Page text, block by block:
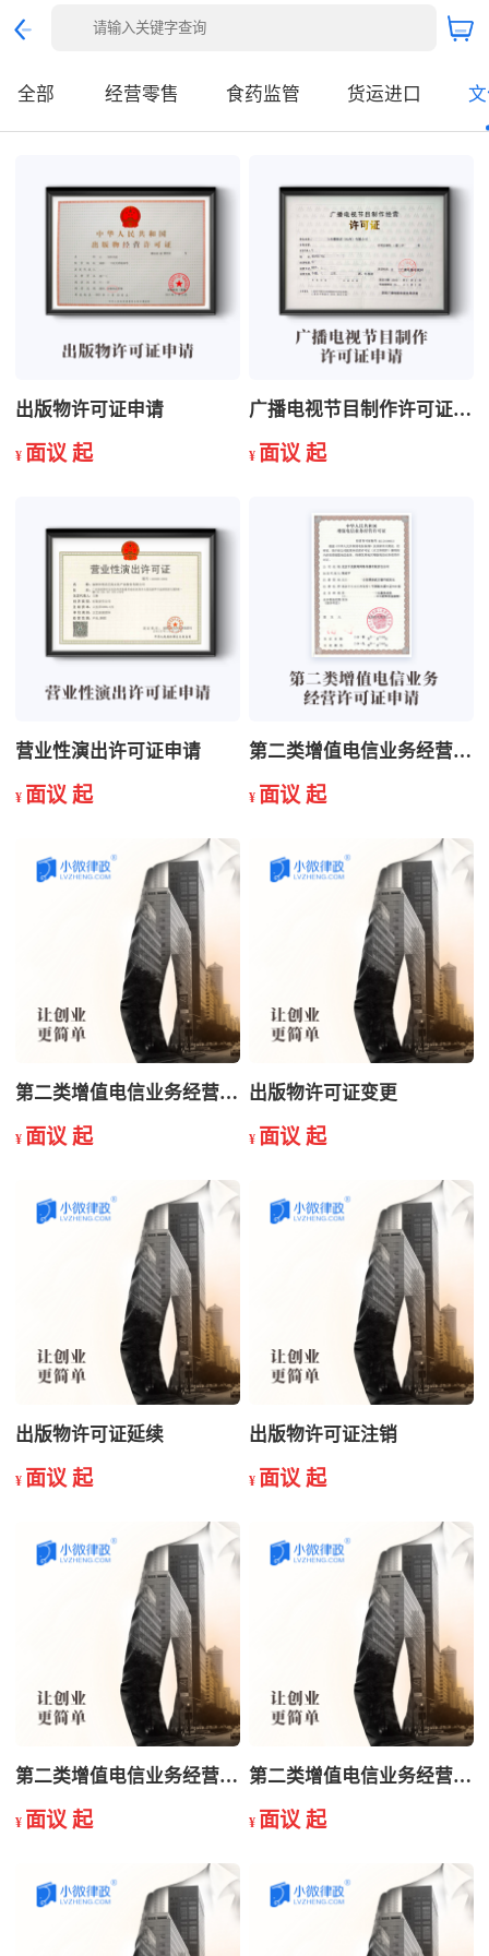
全部 经营零售 食药监管 货运进口
出版物许可证申请
¥ 面议 起
广播电视节目制作许可证申请
¥ 面议 起
营业性演出许可证申请
¥ 面议 起
第二类增值电信业务经营许可证申请
¥ 面议 起
第二类增值电信业务经营许可证变更
¥ 面议 起
出版物许可证变更
¥ 面议 起
出版物许可证延续
¥ 面议 起
出版物许可证注销
¥ 面议 起
第二类增值电信业务经营许可证延续
¥ 面议 起
第二类增值电信业务经营许可证注销
¥ 面议 起